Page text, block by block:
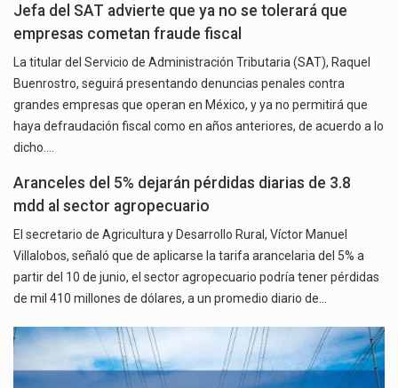
Jefa del SAT advierte que ya no se tolerará que
empresas cometan fraude fiscal
La titular del Servicio de Administración Tributaria (SAT), Raquel
Buenrostro, seguirá presentando denuncias penales contra
grandes empresas que operan en México, y ya no permitirá que
haya defraudación fiscal como en años anteriores, de acuerdo a lo
dicho.…
Aranceles del 5% dejarán pérdidas diarias de 3.8
mdd al sector agropecuario
El secretario de Agricultura y Desarrollo Rural, Víctor Manuel
Villalobos, señaló que de aplicarse la tarifa arancelaria del 5% a
partir del 10 de junio, el sector agropecuario podría tener pérdidas
de mil 410 millones de dólares, a un promedio diario de…